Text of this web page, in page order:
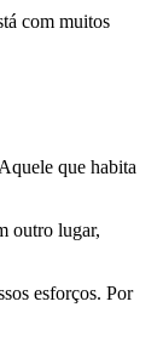
com muitos
que habita
outro lugar,
esforços. Por